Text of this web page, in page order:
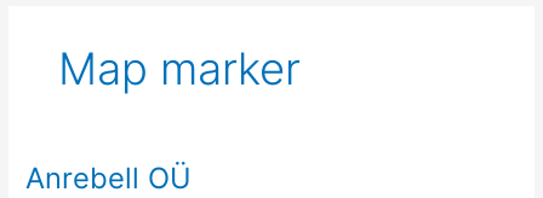
Map marker
Anrebell OÜ
Anrebell